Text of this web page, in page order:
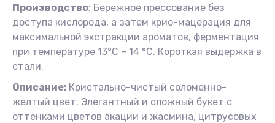
Производство: Бережное прессование без
доступа кислорода, а затем крио-мацерация для
максимальной экстракции ароматов, ферментация
при температуре 13°C – 14 °C. Короткая выдержка в
стали.
Описание: Кристально-чистый соломенно-
желтый цвет. Элегантный и сложный букет с
оттенками цветов акации и жасмина, цитрусовых